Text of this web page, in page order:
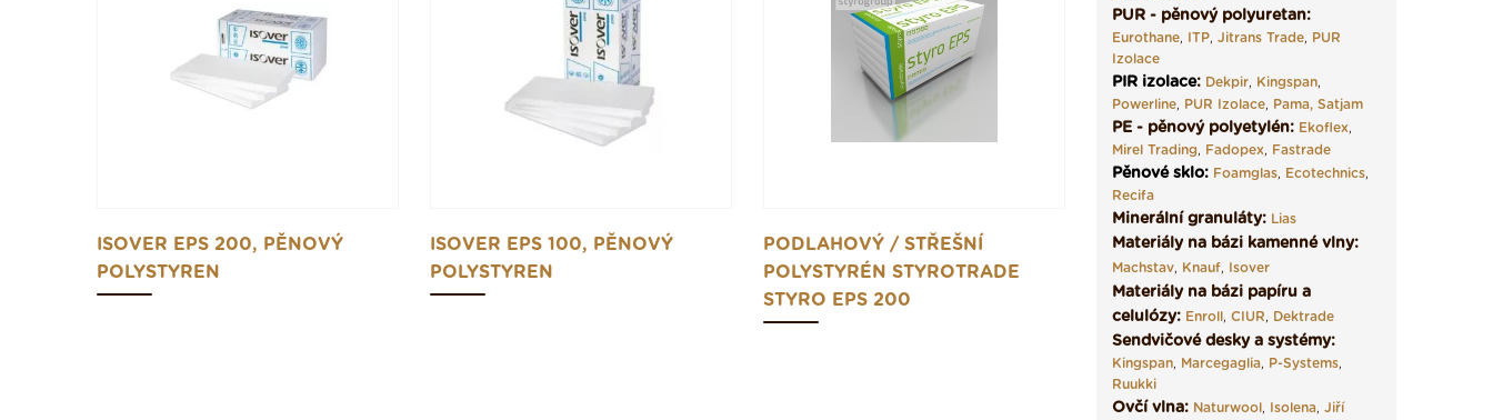
ISOVER EPS 200, PĚNOVÝ
POLYSTYREN
ISOVER EPS 100, PĚNOVÝ
POLYSTYREN
PODLAHOVÝ / STŘEŠNÍ
POLYSTYRÉN STYROTRADE
STYRO EPS 200
PUR - pěnový polyuretan:
Eurothane, ITP, Jitrans Trade, PUR
Izolace
PIR izolace: Dekpir, Kingspan,
Powerline, PUR Izolace, Pama, Satjam
PE - pěnový polyetylén: Ekoflex,
Mirel Trading, Fadopex, Fastrade
Pěnové sklo: Foamglas, Ecotechnics,
Recifa
Minerální granuláty: Lias
Materiály na bázi kamenné vlny:
Machstav, Knauf, Isover
Materiály na bázi papíru a
celulózy: Enroll, CIUR, Dektrade
Sendvičové desky a systémy:
Kingspan, Marcegaglia, P-Systems,
Ruukki
Ovčí vlna: Naturwool, Isolena, Jiří